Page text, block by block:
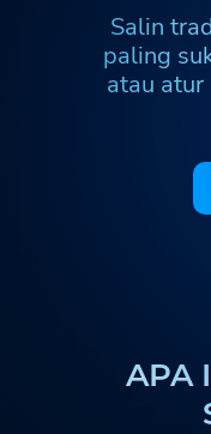
Salin
paling
atau atur
APA